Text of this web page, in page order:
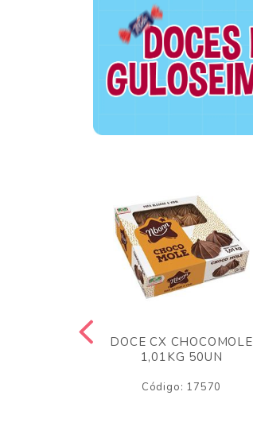
DOCE CX CHOCOMOLE
1,01KG 50UN
Código: 17570